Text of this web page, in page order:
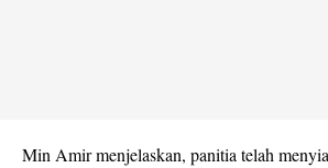
Min Amir menjelaskan, panitia telah